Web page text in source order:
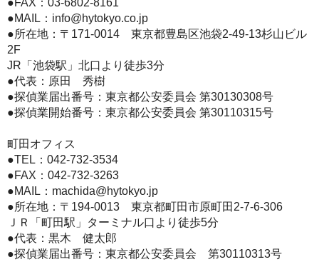
●MAIL： info@hytokyo.co.jp
●所在地：〒171-0014 東京都豊島区池袋2-49-13杉山ビル
2F
JR「池袋駅」北口より徒歩3分
●代表：原田 秀樹
●探偵業届出番号：東京都公安委員会 第30130308号
●探偵業開始番号：東京都公安委員会 第30110315号
町田オフィス
●TEL： 042-732-3534
●FAX：042-732-3263
●MAIL： machida@hytokyo.jp
●所在地：〒194-0013 東京都町田市原町田2-7-6-306
ＪＲ「町田駅」ターミナル口より徒歩5分
●代表：黒木 健太郎
●探偵業届出番号：東京都公安委員会 第30110313号